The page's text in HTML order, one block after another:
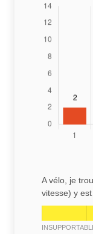
A vélo, je
vitesse) y